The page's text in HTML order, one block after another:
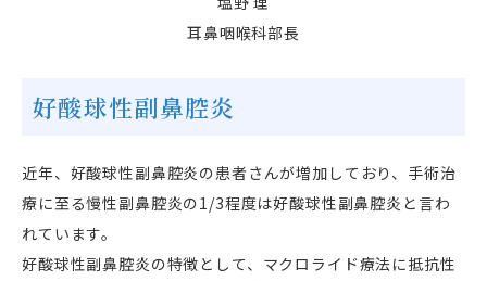
耳鼻咽喉科部長
好酸球性副鼻腔炎
近年、好酸球性副鼻腔炎の患者さんが増加しており、手術治
療に至る慢性副鼻腔炎の1/3程度は好酸球性副鼻腔炎と言わ
れています。
好酸球性副鼻腔炎の特徴として、マクロライド療法に抵抗性